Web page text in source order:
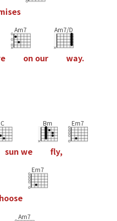
ises
e
Am7
on our
Am7/D
way.
C
sun we
Bm
fy,
Em7
hoose
Em7
Am7